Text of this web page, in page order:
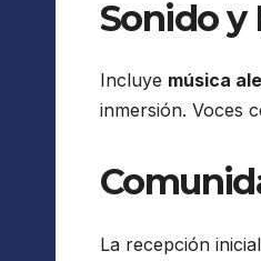
Sonido y
Incluye música
inmersión. Voces
La recepción